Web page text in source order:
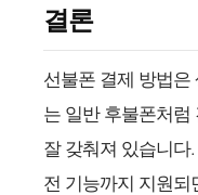
결론
선불폰 결제 방법은
는 일반 후불폰처럼
잘 갖춰져 있습니다
전 기능까지 지원되